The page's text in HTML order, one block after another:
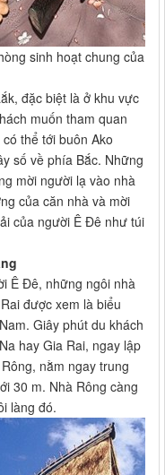
sinh hoạt chung của
đặc biệt là ở khu vực
muốn tham quan
thể tới buôn Ako
số về phía Bắc. Những
mời người lạ vào nhà
của căn nhà và mời
của người Ê Đê như túi
Ê Đê, những ngôi nhà
được xem là biểu
Giây phút du khách
hay Gia Rai, ngay lập
nằm ngay trung
30 m. Nhà Rông càng
làng đó.